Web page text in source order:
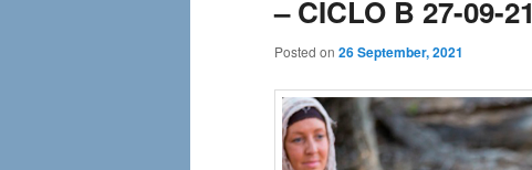
– CICLO B 27-09-21
Posted on 26 September, 2021